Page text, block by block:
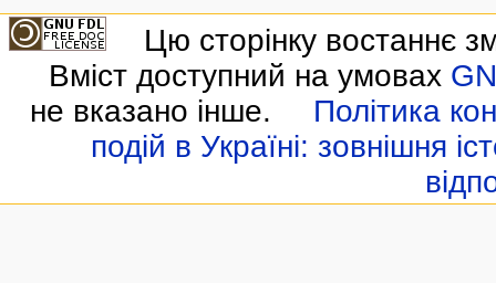
Цю сторінку востаннє
Вміст доступний на умовах
не вказано інше.
Політика
подій в Україні: зовнішня